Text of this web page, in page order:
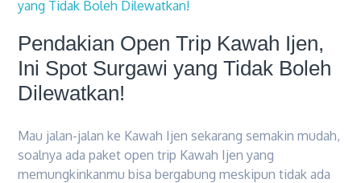
Pendakian Open Trip Kawah Ijen,
Ini Spot Surgawi yang Tidak Boleh
Dilewatkan!
Mau jalan-jalan ke Kawah Ijen sekarang semakin mudah,
soalnya ada paket open trip Kawah Ijen yang
memungkinkanmu bisa bergabung meskipun tidak ada